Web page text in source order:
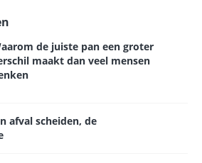
de juiste pan een groter
maakt dan veel mensen
afval scheiden, de